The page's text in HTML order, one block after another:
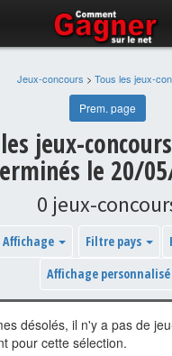
Jeux-concours > Tous les jeux-
Prem. page
jeux-
le 20/
0 jeux-
Affichage Filtre pays
Affichage personnalisé
désolés, il n'y a pas de
pour cette sélection.